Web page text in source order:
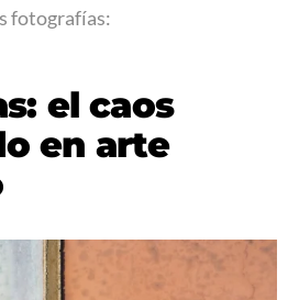
fotografías:
el caos
en arte